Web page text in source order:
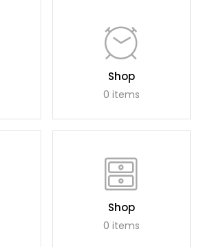
Shop
0 items
Shop
0 items